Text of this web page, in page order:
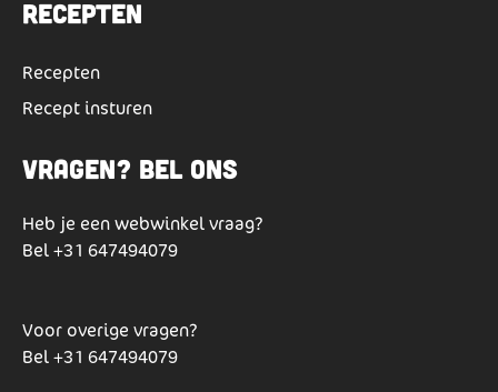
Recepten
Recepten
Recept insturen
Vragen? Bel ons
Heb je een webwinkel vraag?
Bel+31 647494079
Voor overige vragen?
Bel+31 647494079